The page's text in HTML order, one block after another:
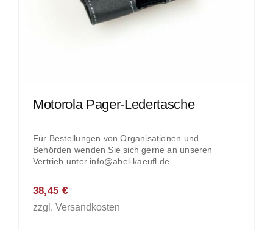
Motorola Pager-Ledertasche
Für Bestellungen von Organisationen und
Behörden wenden Sie sich gerne an unseren
Vertrieb unter info@abel-kaeufl.de
38,45 €
zzgl. Versandkosten